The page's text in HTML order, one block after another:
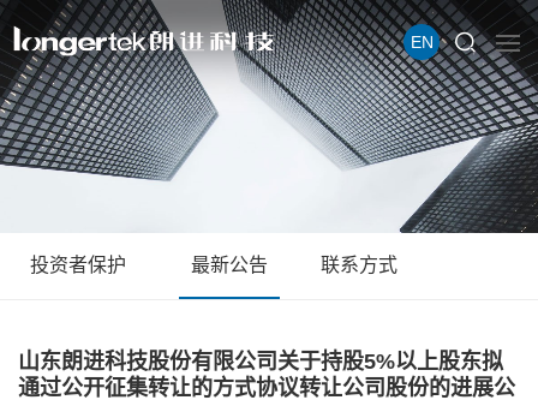
EN
投资者保护 最新公告 联系方式
山东朗进科技股份有限公司关于持股5%以上股东拟
通过公开征集转让的方式协议转让公司股份的进展公